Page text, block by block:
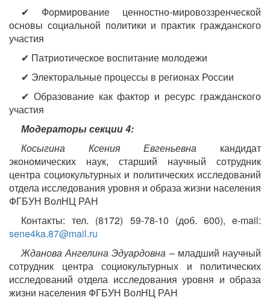
✔ Формирование ценностно-мировоззренческой
основы социальной политики и практик гражданского
участия
✔ Патриотическое воспитание молодежи
✔ Электоральные процессы в регионах России
✔ Образование как фактор и ресурс гражданского
участия
Модераторы секции 4:
Косыгина Ксения Евгеньевна кандидат
экономических наук, старший научный сотрудник
центра социокультурных и политических исследований
отдела исследования уровня и образа жизни населения
ФГБУН ВолНЦ РАН
Контакты: тел. (8172) 59-78-10 (доб. 600), e-mail:
sene4ka.87@mail.ru
Жданова Ангелина Эдуардовна – младший научный
сотрудник центра социокультурных и политических
исследований отдела исследования уровня и образа
жизни населения ФГБУН ВолНЦ РАН